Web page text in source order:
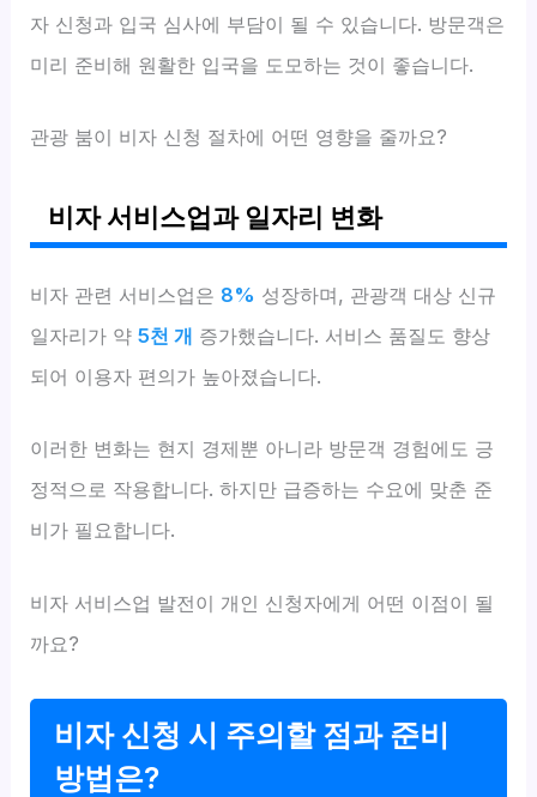
자 신청과 입국 심사에 부담이 될 수 있습니다. 방문객은
미리 준비해 원활한 입국을 도모하는 것이 좋습니다.
관광 붐이 비자 신청 절차에 어떤 영향을 줄까요?
비자 서비스업과 일자리 변화
비자 관련 서비스업은 8% 성장하며, 관광객 대상 신규
일자리가 약5천 개 증가했습니다. 서비스 품질도 향상
되어 이용자 편의가 높아졌습니다.
이러한 변화는 현지 경제뿐 아니라 방문객 경험에도 긍
정적으로 작용합니다. 하지만 급증하는 수요에 맞춘 준
비가 필요합니다.
비자 서비스업 발전이 개인 신청자에게 어떤 이점이 될
까요?
비자 신청 시 주의할 점과 준비
방법은?